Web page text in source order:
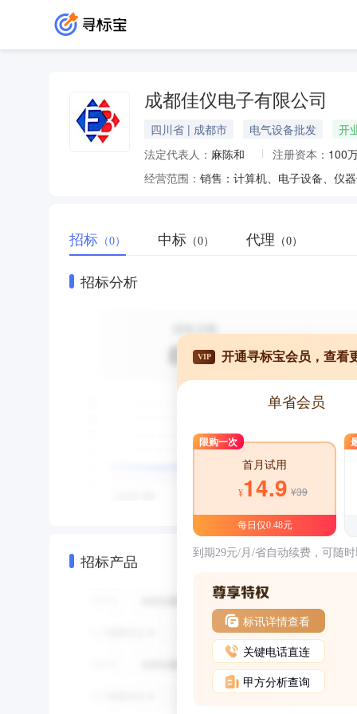
成都佳仪电子有限公司
四川省 | 成都市 电气设备批发
开
法定代表人： 麻陈和 注册资本： 100
经营范围：
招标 （0） 中标 （0） 代理 （0）
招标分析
招标产品
VIP 开通寻标宝会员，查看
单省会员
限购一次
首月试用
¥14.9 ¥39
每日仅0.48元
到期29元/月/省自动续费，可随
标讯详情查看
关键电话直连
甲方分析查询